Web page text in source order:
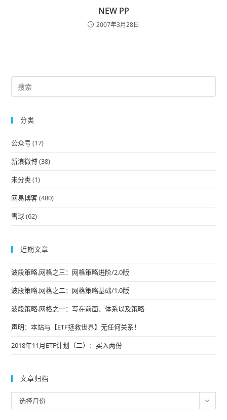
NEW PP
2007年3月28日
分类
公众号 (17)
新浪微博(38)
未分类(1)
网易博客(480)
雪球(62)
近期文章
波段策略.网格之三：网格策略进阶/2.0版
波段策略.网格之二：网格策略基础/1.0版
波段策略.网格之一：写在前面、体系以及策略
声明：本站与【ETF拯救世界】无任何关系！
2018年11月ETF计划（二）：买入两份
文章归档
章
选择月份